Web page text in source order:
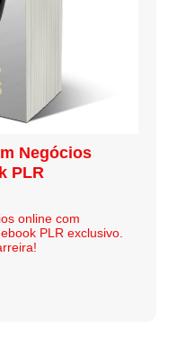
Negócios
PLR
online com
PLR exclusivo.